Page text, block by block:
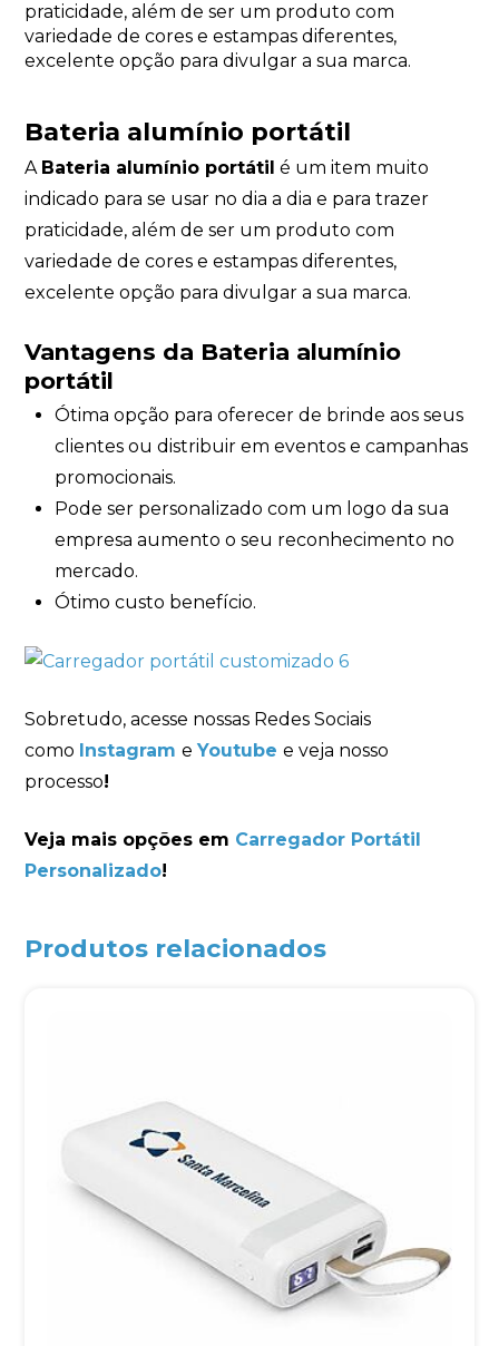
praticidade, além de ser um produto com
variedade de cores e estampas diferentes,
excelente opção para divulgar a sua marca.
Bateria alumínio portátil
A Bateria alumínio portátil é um item muito
indicado para se usar no dia a dia e para trazer
praticidade, além de ser um produto com
variedade de cores e estampas diferentes,
excelente opção para divulgar a sua marca.
Vantagens da Bateria alumínio
portátil
Ótima opção para oferecer de brinde aos seus
clientes ou distribuir em eventos e campanhas
promocionais.
Pode ser personalizado com um logo da sua
empresa aumento o seu reconhecimento no
mercado.
Ótimo custo benefício.
Sobretudo, acesse nossas Redes Sociais
como Instagram eYoutube e veja nosso
processo!
Veja mais opções em Carregador Portátil
Personalizado!
Produtos relacionados